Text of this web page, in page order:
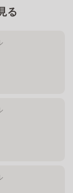
る